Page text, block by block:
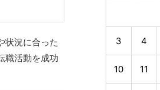
状況に合った
職活動を成功
3 4
10 11